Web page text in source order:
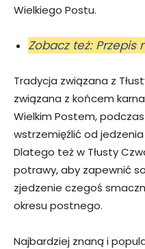
Wielkiego Postu.
Zobacz też:
Tradycja związana z
związana z końcem
Wielkim Postem,
wstrzemięźlić od
Dlatego też w Tłusty
potrawy, aby zapewnić
zjedzenie czegoś
okresu postnego.
Najbardziej znaną i